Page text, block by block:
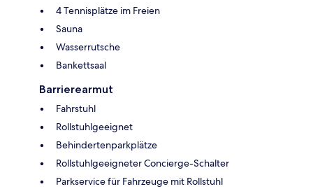
4 Tennisplätze im Freien
Sauna
Wasserrutsche
Bankettsaal
Barrierearmut
Fahrstuhl
Rollstuhlgeeignet
Behindertenparkplätze
Rollstuhlgeeigneter Concierge-Schalter
Parkservice für Fahrzeuge mit Rollstuhl